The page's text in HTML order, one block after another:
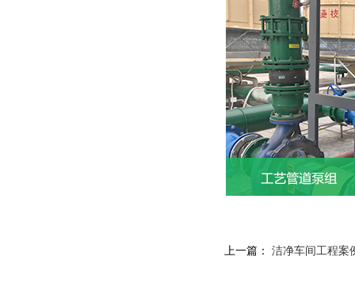
上一篇： 洁净车间工程案